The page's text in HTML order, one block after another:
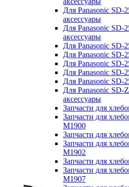
Для Panasonic SD-
аксессуары
Для Panasonic SD-
аксессуары
Для Panasonic SD-
Для Panasonic SD-
Для Panasonic SD-
Для Panasonic SD-
Для Panasonic SD-
Для Panasonic SD-
аксессуары
Запчасти для
Запчасти для
M1900
Запчасти для
Запчасти для
M1902
Запчасти для
Запчасти для
M1907